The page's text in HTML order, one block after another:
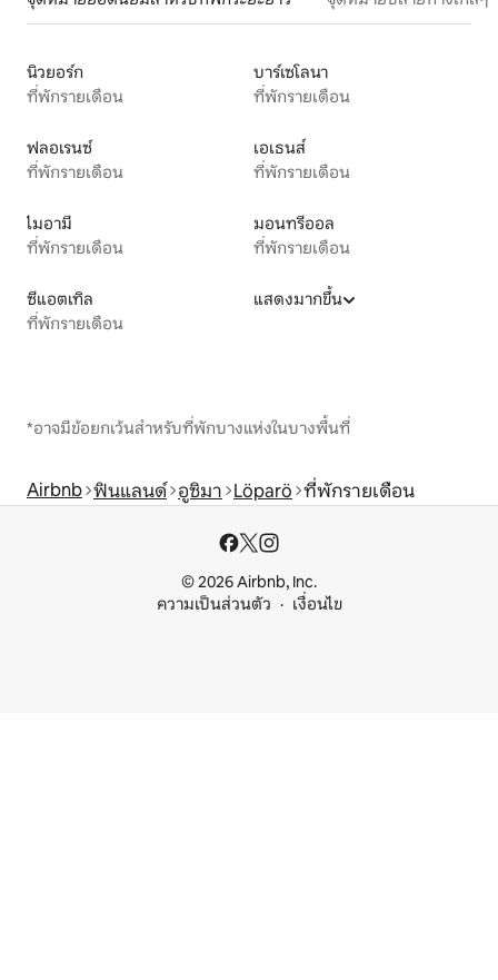
นิวยอร์ก
ที่พักรายเดือน
บาร์เซโลนา
ที่พักรายเดือน
ฟลอเรนซ์
ที่พักรายเดือน
เอเธนส์
ที่พักรายเดือน
ไมอามี
ที่พักรายเดือน
มอนทรีออล
ที่พักรายเดือน
ซีแอตเทิล
ที่พักรายเดือน
แสดงมากขึ้น
*อาจมีข้อยกเว้นสำหรับที่พักบางแห่งในบางพื้นที่
Airbnb ฟินแลนด์ อูซิมา Löparö ที่พักรายเดือน
© 2026 Airbnb, Inc.
ความเป็นส่วนตัว
เงื่อนไข